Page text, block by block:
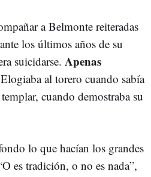
a Belmonte reiteradas
los últimos años de su
suicidarse. Apenas
al torero cuando sabía
cuando demostraba su
lo que hacían los grandes
es tradición, o no es nada”,